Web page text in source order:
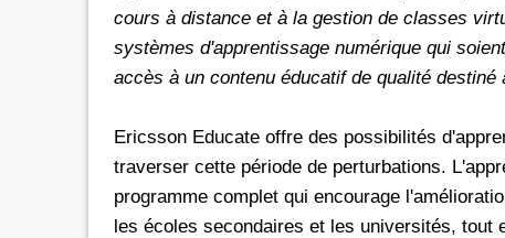
cours à distance et à la gestion de classes
systèmes d'apprentissage numérique qui
accès à un contenu éducatif de qualité
Ericsson Educate offre des possibilités
traverser cette période de perturbations.
programme complet qui encourage
les écoles secondaires et les universités, tout